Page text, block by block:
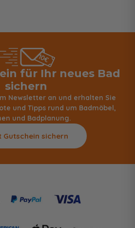
für Ihr neues Bad
sichern
Newsletter an und erhalten Sie
und Tipps rund um Badmöbel,
und Badplanung.
Gutschein sichern